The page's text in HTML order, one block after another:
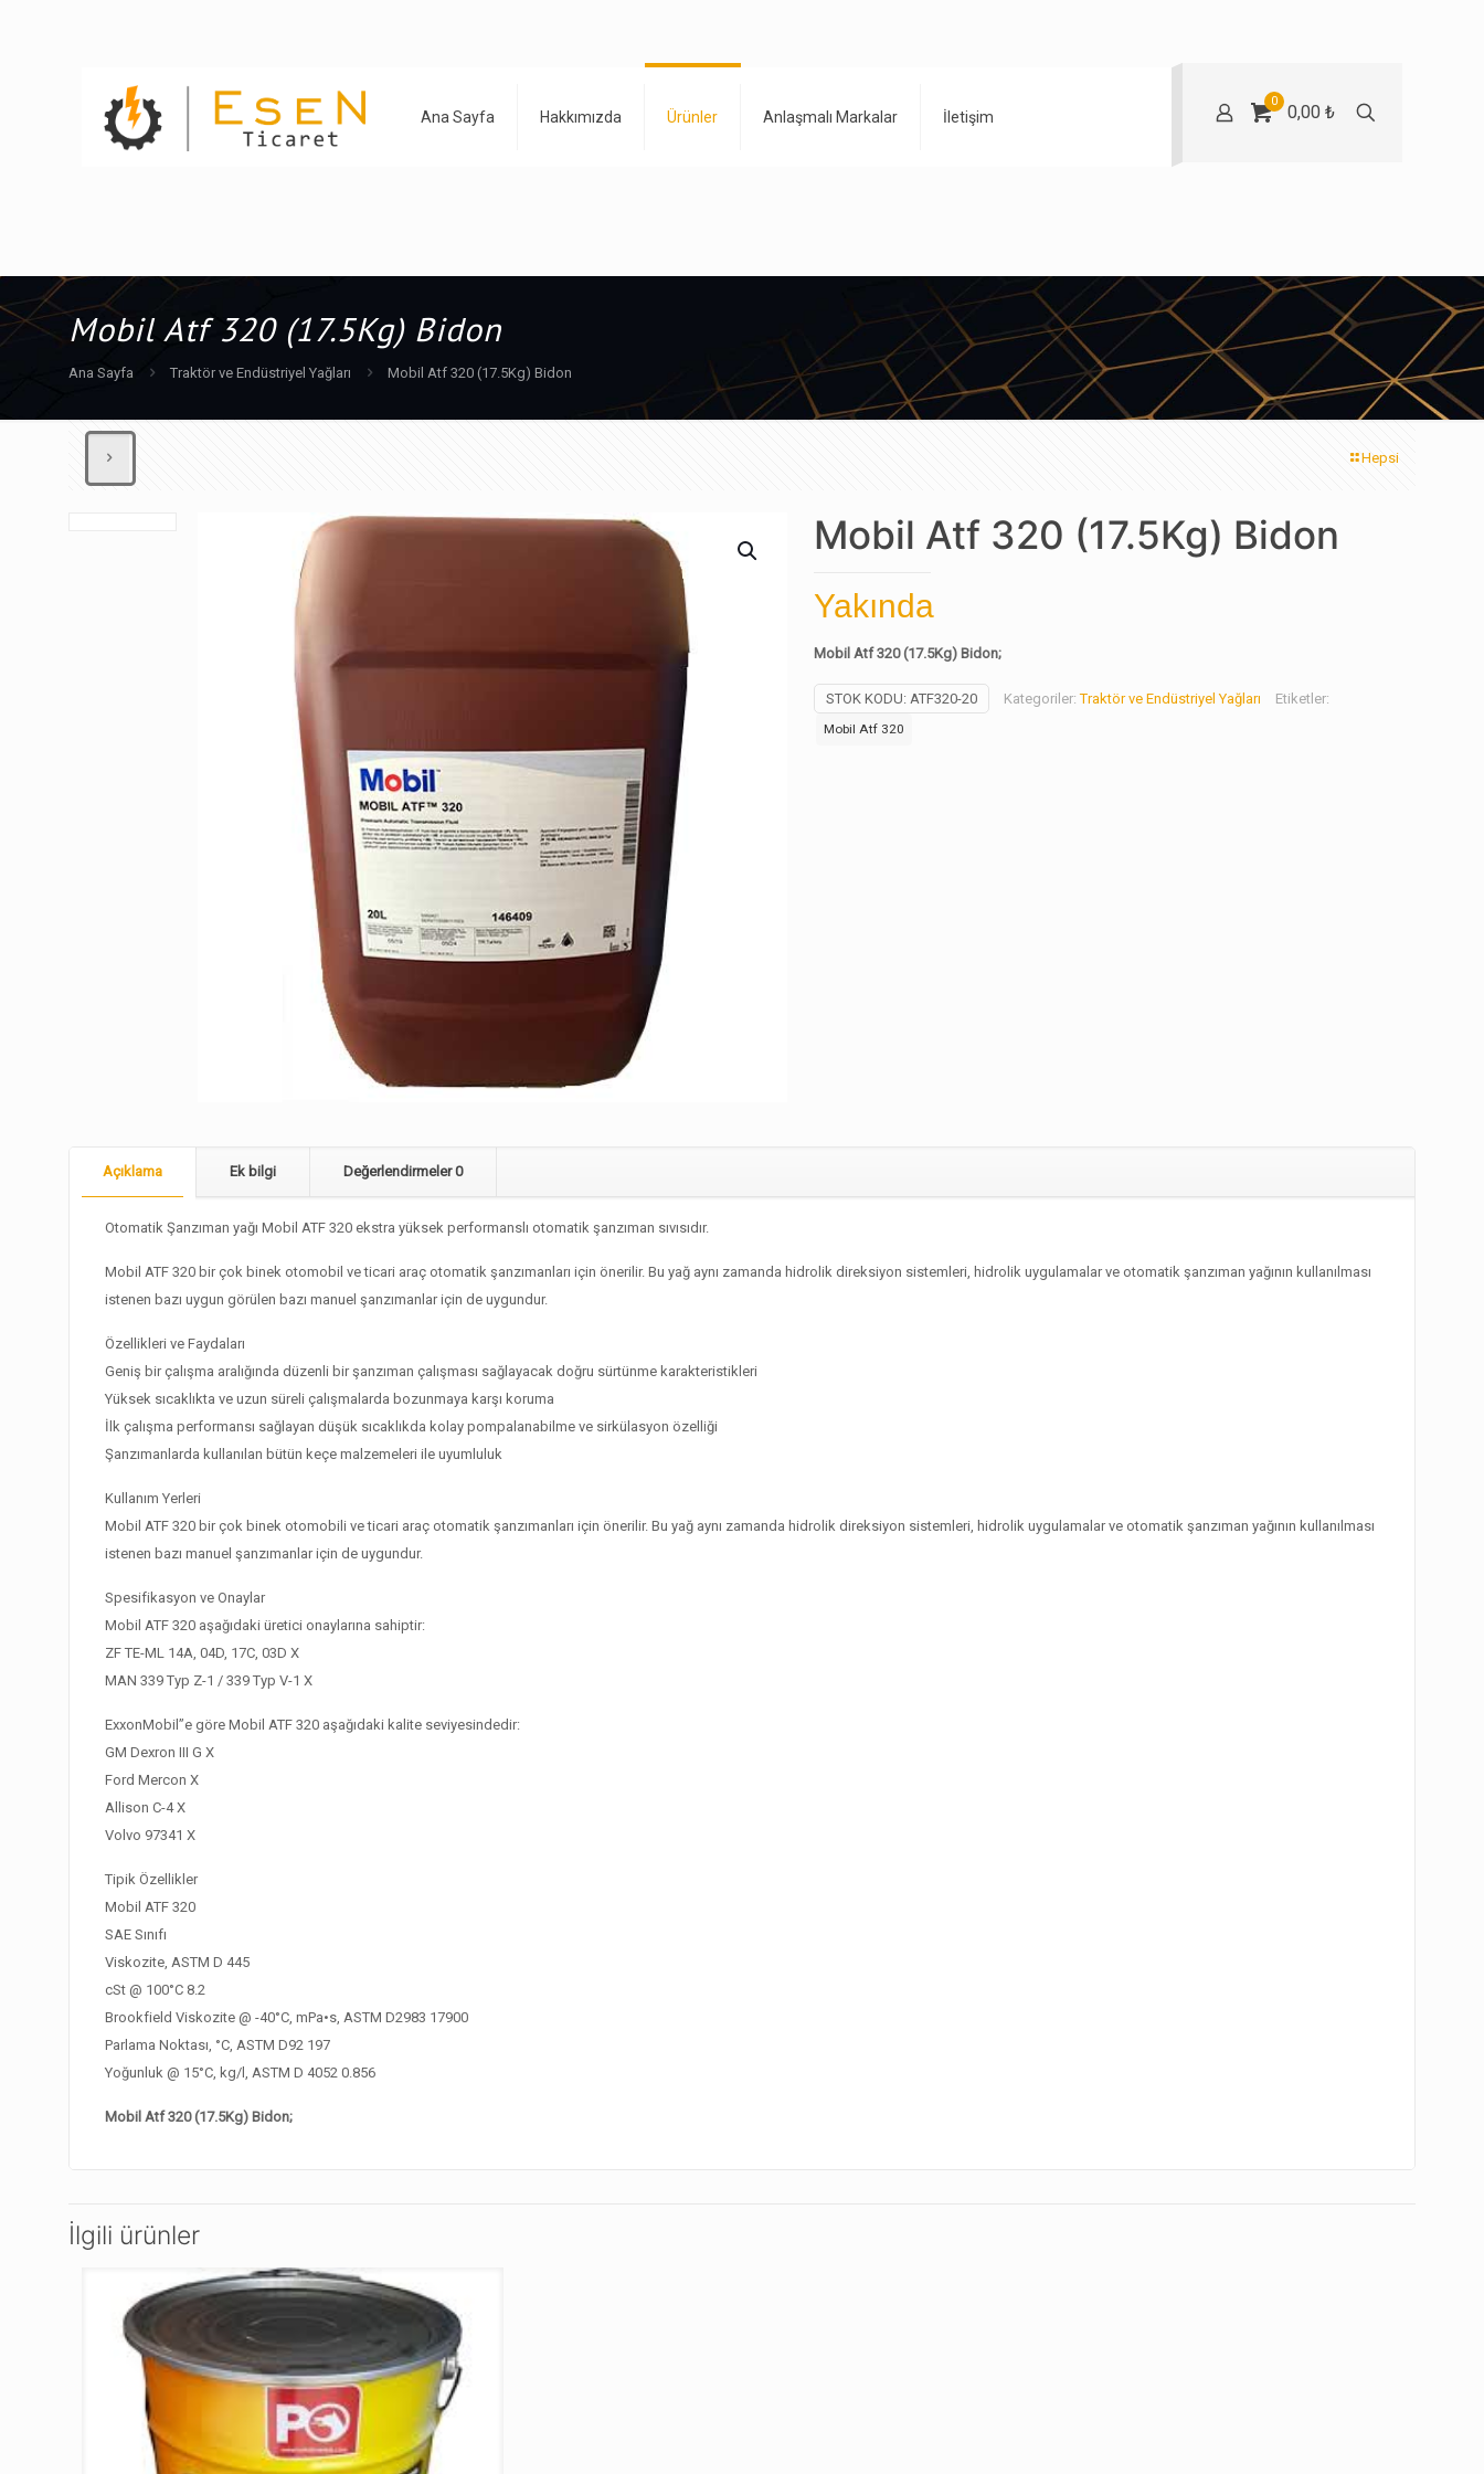
Ana Sayfa Hakkımızda Ürünler Anlaşmalı Markalar İletişim
0
0,00 ₺
Mobil Atf 320 (17.5Kg) Bidon
Ana Sayfa Traktör ve Endüstriyel Yağları Mobil Atf 320 (17.5Kg) Bidon
Hepsi
Mobil Atf 320 (17.5Kg) Bidon
Yakında
Mobil Atf 320 (17.5Kg) Bidon;
STOK KODU: ATF320-20 Kategoriler:Traktör ve Endüstriyel Yağları Etiketler:
Mobil Atf 320
Açıklama Ek bilgi Değerlendirmeler0
Otomatik Şanzıman yağı Mobil ATF 320 ekstra yüksek performanslı otomatik şanzıman sıvısıdır.
Mobil ATF 320 bir çok binek otomobil ve ticari araç otomatik şanzımanları için önerilir. Bu yağ aynı zamanda hidrolik direksiyon sistemleri, hidrolik uygulamalar ve otomatik şanzıman yağının kullanılması
istenen bazı uygun görülen bazı manuel şanzımanlar için de uygundur.
Özellikleri ve Faydaları
Geniş bir çalışma aralığında düzenli bir şanzıman çalışması sağlayacak doğru sürtünme karakteristikleri
Yüksek sıcaklıkta ve uzun süreli çalışmalarda bozunmaya karşı koruma
İlk çalışma performansı sağlayan düşük sıcaklıkda kolay pompalanabilme ve sirkülasyon özelliği
Şanzımanlarda kullanılan bütün keçe malzemeleri ile uyumluluk
Kullanım Yerleri
Mobil ATF 320 bir çok binek otomobili ve ticari araç otomatik şanzımanları için önerilir. Bu yağ aynı zamanda hidrolik direksiyon sistemleri, hidrolik uygulamalar ve otomatik şanzıman yağının kullanılması
istenen bazı manuel şanzımanlar için de uygundur.
Spesifikasyon ve Onaylar
Mobil ATF 320 aşağıdaki üretici onaylarına sahiptir:
ZF TE-ML 14A, 04D, 17C, 03D X
MAN 339 Typ Z-1 / 339 Typ V-1 X
ExxonMobil”e göre Mobil ATF 320 aşağıdaki kalite seviyesindedir:
GM Dexron III G X
Ford Mercon X
Allison C-4 X
Volvo 97341 X
Tipik Özellikler
Mobil ATF 320
SAE Sınıfı
Viskozite, ASTM D 445
cSt @ 100°C 8.2
Brookfield Viskozite @ -40°C, mPa•s, ASTM D2983 17900
Parlama Noktası, °C, ASTM D92 197
Yoğunluk @ 15°C, kg/l, ASTM D 4052 0.856
Mobil Atf 320 (17.5Kg) Bidon;
İlgili ürünler